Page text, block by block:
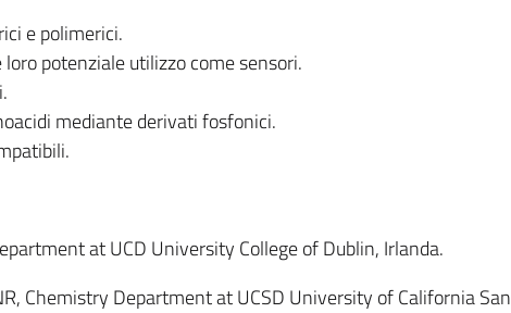
e polimerici.
potenziale utilizzo come sensori.
mediante derivati fosfonici.
at UCD University College of Dublin, Irlanda.
Chemistry Department at UCSD University of California San